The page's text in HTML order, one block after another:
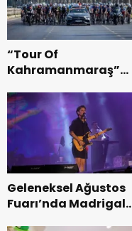
“Tour Of
Kahramanmaraş”
Bisikleti Turnuvası
Tamamlandı.
Geleneksel Ağustos
Fuarı’nda Madrigal